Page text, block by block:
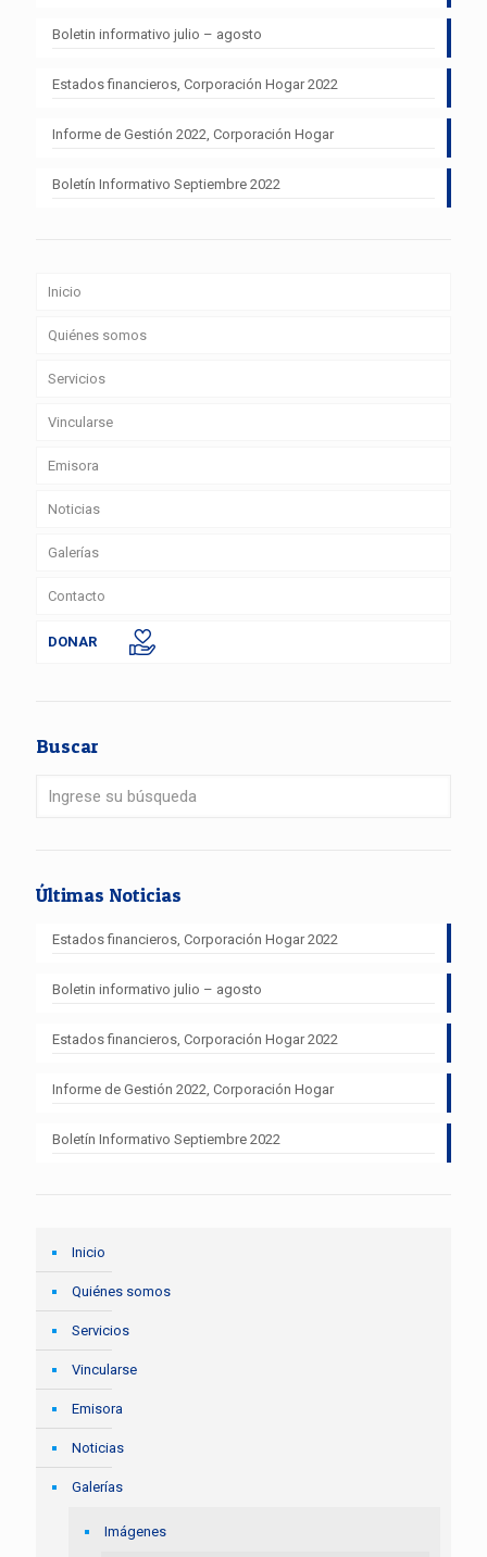
Boletin informativo julio – agosto
Estados financieros, Corporación Hogar 2022
Informe de Gestión 2022, Corporación Hogar
Boletín Informativo Septiembre 2022
Inicio
Quiénes somos
Servicios
Vincularse
Emisora
Noticias
Galerías
Contacto
DONAR
Buscar
Últimas Noticias
Estados financieros, Corporación Hogar 2022
Boletin informativo julio – agosto
Estados financieros, Corporación Hogar 2022
Informe de Gestión 2022, Corporación Hogar
Boletín Informativo Septiembre 2022
Inicio
Quiénes somos
Servicios
Vincularse
Emisora
Noticias
Galerías
Imágenes